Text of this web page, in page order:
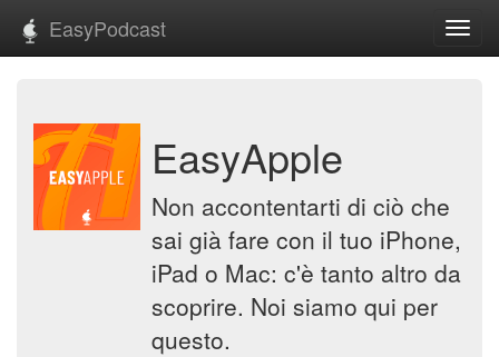
EasyPodcast
EasyApple
Non accontentarti di ciò che
sai già fare con il tuo iPhone,
iPad o Mac: c'è tanto altro da
scoprire. Noi siamo qui per
questo.